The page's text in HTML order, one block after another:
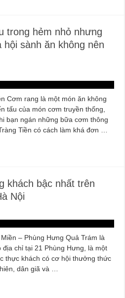
trong hẻm nhỏ nhưng
sành ăn không nên
Cơm rang là một món ăn không
tấu của món cơm truyền thống,
bạn ngán những bữa cơm thông
Tiền có cách làm khá đơn …
khách bậc nhất trên
Nội
– Phùng Hưng Quả Trám là
chỉ tại 21 Phùng Hưng, là một
thực khách có cơ hội thưởng thức
dân giã và …